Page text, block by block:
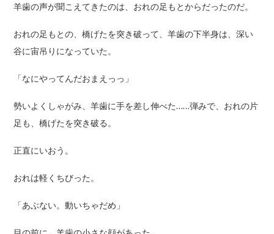
羊歯の声が聞こえてきたのは、おれの足もとからだったのだ。
おれの足もとの、橋げたを突き破って、羊歯の下半身は、深い
谷に宙吊りになっていた。
「なにやってんだおまえっっ」
勢いよくしゃがみ、羊歯に手を差し伸べた……弾みで、おれの片
足も、橋げたを突き破る。
正直にいおう。
おれは軽くちびった。
「あぶない。動いちゃだめ」